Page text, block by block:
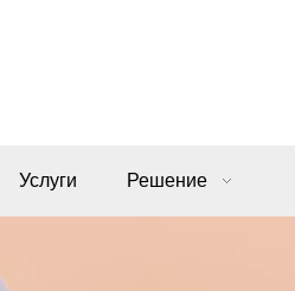
Услуги Решение